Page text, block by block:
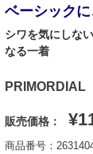
ベーシックに
シワを気にしな
なる一着
販売価格：
商品番号：